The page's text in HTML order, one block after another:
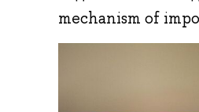
mechanism of